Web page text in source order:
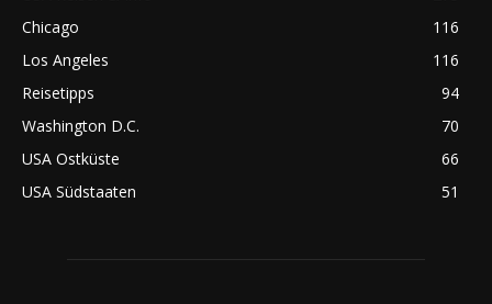
Chicago
116
Los Angeles
116
Reisetipps
94
Washington D.C.
70
USA Ostküste
66
USA Südstaaten
51